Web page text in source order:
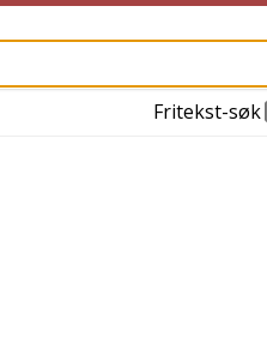
Fritekst-søk